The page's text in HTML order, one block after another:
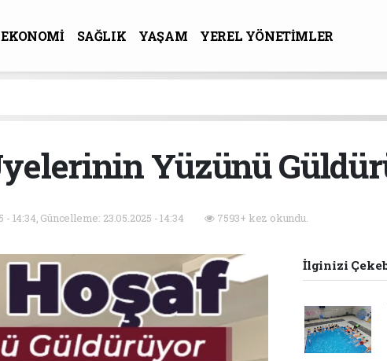
EKONOMİ SAĞLIK YAŞAM
YEREL YÖNETİMLER
Yüzünü
- 14:34, Güncelleme: 23.05.2025 - 14:34 7593+ kez okundu.
İlginizi